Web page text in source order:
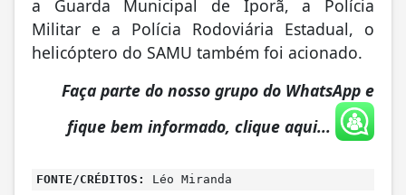
Militar e a Polícia Rodoviária Estadual, o
helicóptero do SAMU também foi acionado.
Faça parte do nosso grupo do WhatsApp e
fique bem informado, clique aqui...
FONTE/CRÉDITOS: Léo Miranda